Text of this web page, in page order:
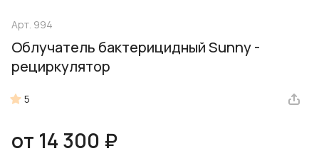
Арт. 994
Облучатель бактерицидный Sunny -
рециркулятор
5
от 14 300 ₽